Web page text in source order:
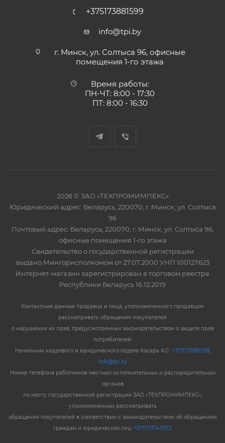
+375173881599
info@tpi.by
г. Минск, ул. Солтыса 96, офисные
помещения 1-го этажа
Время работы:
ПН-ЧТ: 8:00 - 17:30
ПТ: 8:00 - 16:30
2026 © ЗАО «ТЕХПРОМИМПЕКС»
Юридический адрес: Беларусь, 220070, г. Минск, ул. Солтыса
96
Почтовый адрес: Беларусь, 220070, г. Минск, ул. Солтыса 96,
офисные помещения 1-го этажа
Свидетельство о государственной регистрации
выдано Мингорисполкомом от 27.07.2000 УНП 100127623
Интернет-магазин зарегистрирован в торговом реестре
Республики Беларусь 16.12.2019
Контактные данные продавца и лица, уполномоченного продавцом
рассматривать обращения покупателей
о нарушении их прав, предусмотренных законодательством о защите прав
потребителей:
Начальник кадрового и юридического отдела Косарь А.С.: +375173881599,
info@tpi.by
Номер телефона работников местных исполнительных и распорядительных
органов
по месту государственной регистрации ЗАО «ТЕХПРОМИМПЕКС»,
уполномоченных рассматривать
обращения покупателей в соответствии с законодательством об обращениях
граждан и юридических лиц: +375173743973